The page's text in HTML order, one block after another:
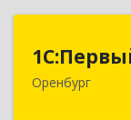
Оренбург
460044,